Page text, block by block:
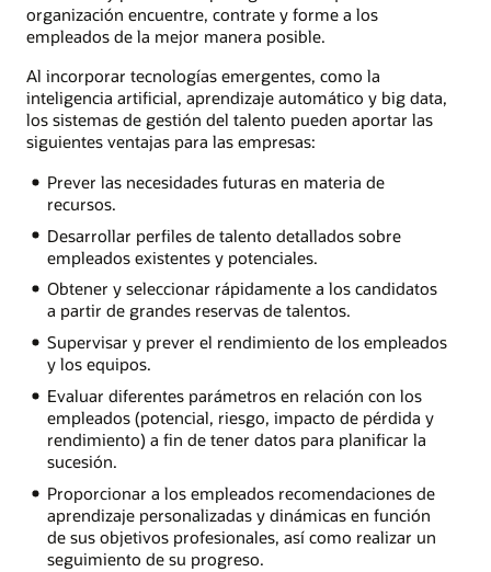
organización encuentre, contrate y forme a los
empleados de la mejor manera posible.
Al incorporar tecnologías emergentes, como la
inteligencia artificial, aprendizaje automático y big data,
los sistemas de gestión del talento pueden aportar las
siguientes ventajas para las empresas:
Prever las necesidades futuras en materia de
recursos.
Desarrollar perfiles de talento detallados sobre
empleados existentes y potenciales.
Obtener y seleccionar rápidamente a los candidatos
a partir de grandes reservas de talentos.
Supervisar y prever el rendimiento de los empleados
y los equipos.
Evaluar diferentes parámetros en relación con los
empleados (potencial, riesgo, impacto de pérdida y
rendimiento) a fin de tener datos para planificar la
sucesión.
Proporcionar a los empleados recomendaciones de
aprendizaje personalizadas y dinámicas en función
de sus objetivos profesionales, así como realizar un
seguimiento de su progreso.